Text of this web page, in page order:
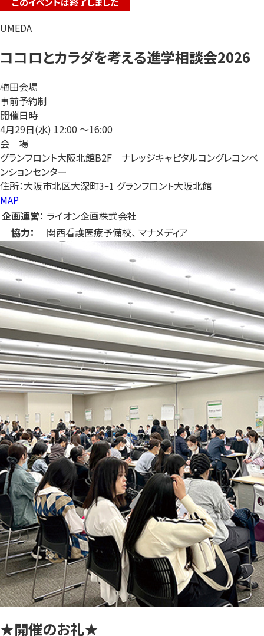
UMEDA
ココロとカラダを考える進学相談会2026
梅田会場
事前予約制
開催日時
4月29日(水) 12:00 〜16:00
会 場
グランフロント大阪北館B2F ナレッジキャピタルコングレコンベ
ンションセンター
住所：大阪市北区大深町3ｰ1 グランフロント大阪北館
MAP
企画運営： ライオン企画株式会社
協力：
関西看護医療予備校、 マナメディア
★開催のお礼★